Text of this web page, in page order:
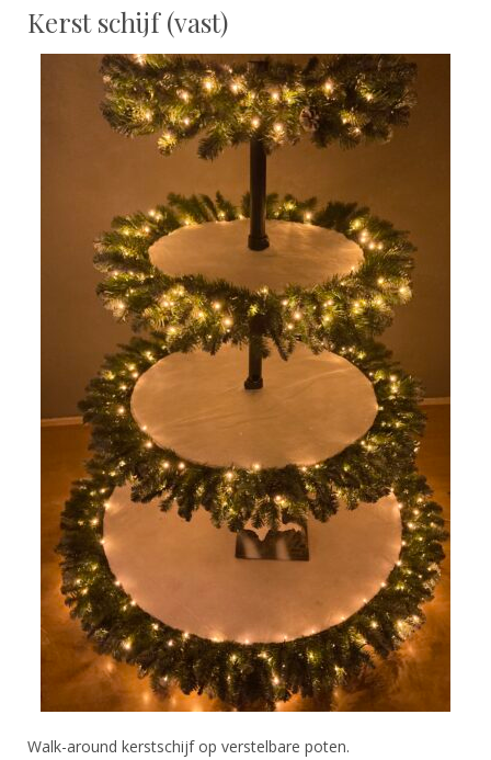
Kerst schijf (vast)
Walk-around kerstschijf op verstelbare poten.